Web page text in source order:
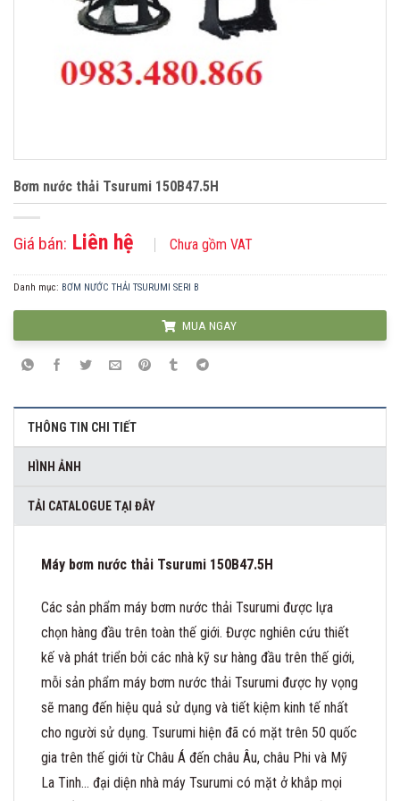
Bơm nước thải Tsurumi 150B47.5H
Giá bán: Liên hệ Chưa gồm VAT
Danh mục: BƠM NƯỚC THẢI TSURUMI SERI B
MUA NGAY
THÔNG TIN CHI TIẾT
HÌNH ẢNH
TẢI CATALOGUE TẠI ĐÂY
Máy bơm nước thải Tsurumi 150B47.5H
Các sản phẩm máy bơm nước thải Tsurumi được lựa
chọn hàng đầu trên toàn thế giới. Được nghiên cứu thiết
kế và phát triển bởi các nhà kỹ sư hàng đầu trên thế giới,
mỗi sản phẩm máy bơm nước thải Tsurumi được hy vọng
sẽ mang đến hiệu quả sử dụng và tiết kiệm kinh tế nhất
cho người sử dụng. Tsurumi hiện đã có mặt trên 50 quốc
gia trên thế giới từ Châu Á đến châu Âu, châu Phi và Mỹ
La Tinh… đại diện nhà máy Tsurumi có mặt ở khắp mọi